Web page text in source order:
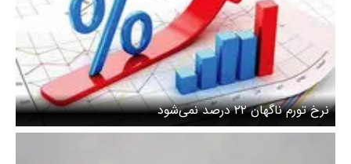
نرخ تورم ناگهان ۲۲ درصد نمی‌شود